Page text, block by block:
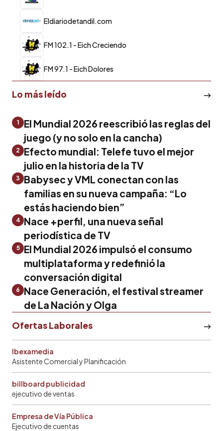
Eldiariodetandil.com
FM 102.1 - Eich Creciendo
FM 97.1 - Eich Dolores
Lo más leído
1
El Mundial 2026 reescribió las reglas del
juego (y no solo en la cancha)
2
Efecto mundial: Telefe tuvo el mejor
julio en la historia de la TV
3
Babysec y VML conectan con las
familias en su nueva campaña: “Lo
estás haciendo bien”
4 Nace +perfil, una nueva señal
periodística de TV
5
El Mundial 2026 impulsó el consumo
multiplataforma y redefinió la
conversación digital
6
Nace Generación, el festival streamer
de La Nación y Olga
Ofertas Laborales
Ibexamedia
Asistente Comercial y Planificación
billboard publicidad
ejecutivo de ventas
Empresa de Vía Pública
Ejecutivo de cuentas